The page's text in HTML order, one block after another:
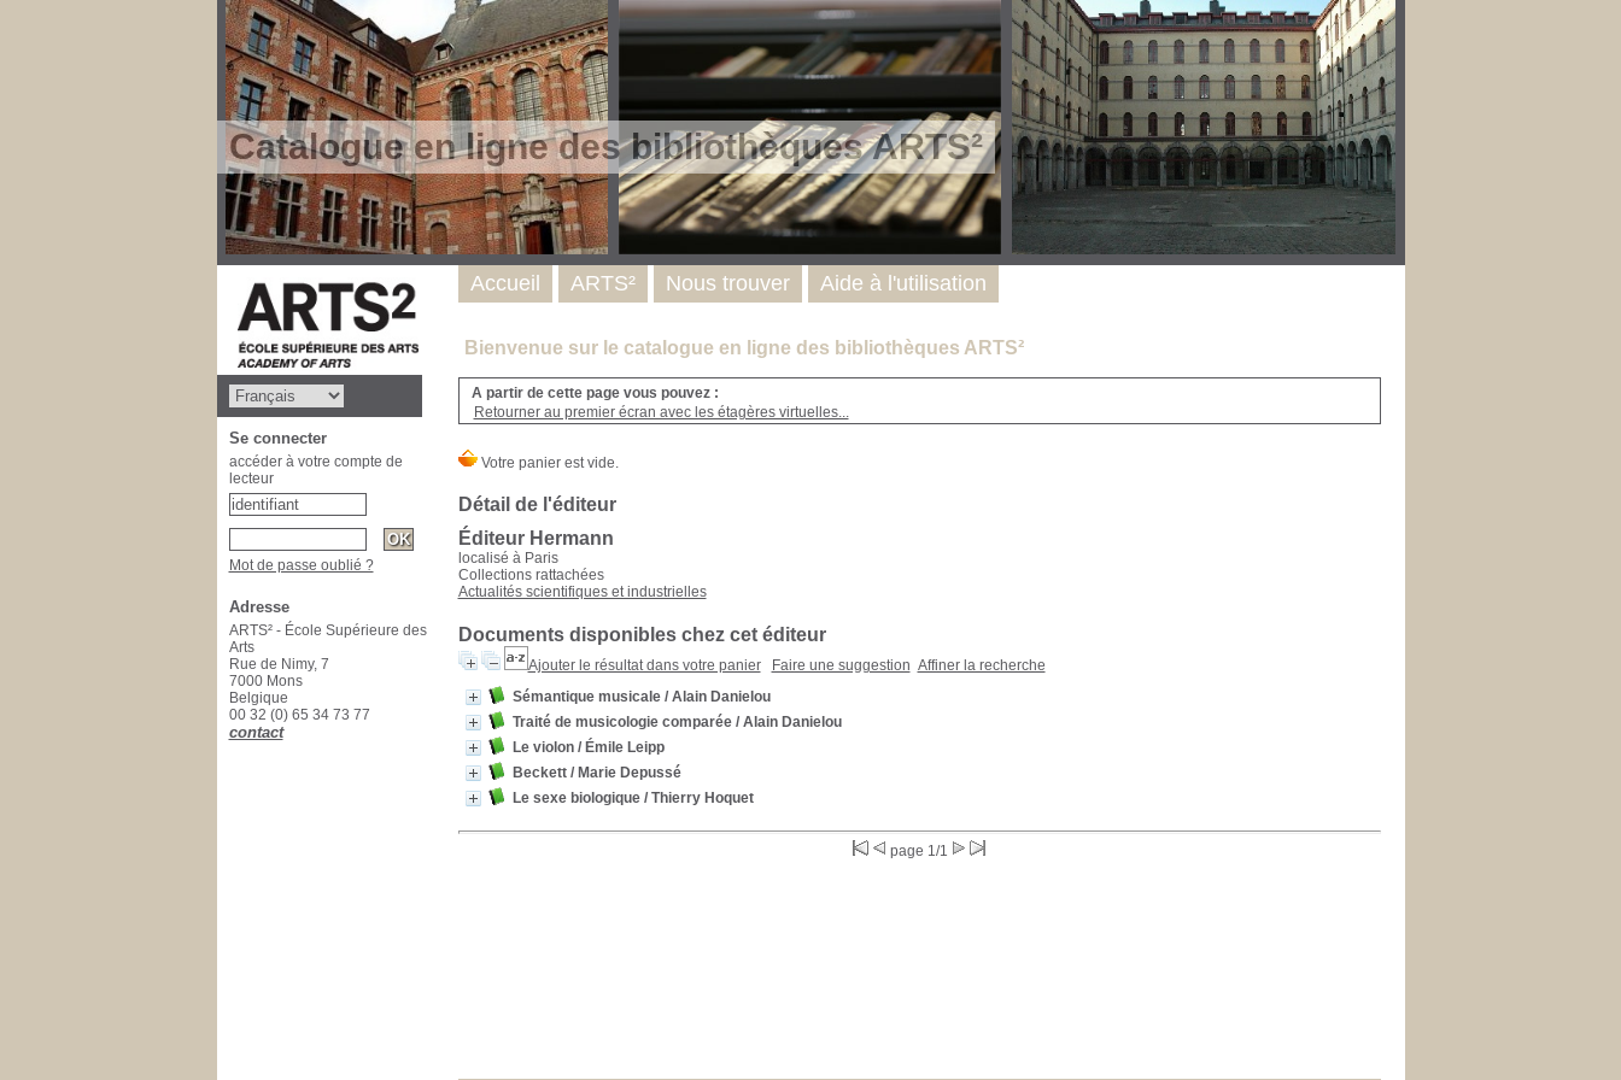
Catalogue en ligne des bibliothèques ARTS²
Bienvenue sur le catalogue en ligne des bibliothèques ARTS²
A partir de cette page vous pouvez :
Retourner au premier écran avec les étagères virtuelles...
Détail de l'éditeur
Éditeur Hermann
localisé à Paris
Collections rattachées
Actualités scientifiques et industrielles
Documents disponibles chez cet éditeur
Ajouter le résultat dans votre panier Faire une suggestion Affiner la recherche
Sémantique musicale/ Alain Danielou
Traité de musicologie comparée/ Alain Danielou
Le violon/ Émile Leipp
Beckett/ Marie Depussé
Le sexe biologique/ Thierry Hoquet
page 1/1
Accueil ARTS² Nous trouver Aide à l'utilisation
Se connecter
accéder à votre compte de
lecteur
Mot de passe oublié ?
Adresse
ARTS² - École Supérieure des
Arts
Rue de Nimy, 7
7000 Mons
Belgique
00 32 (0) 65 34 73 77
contact